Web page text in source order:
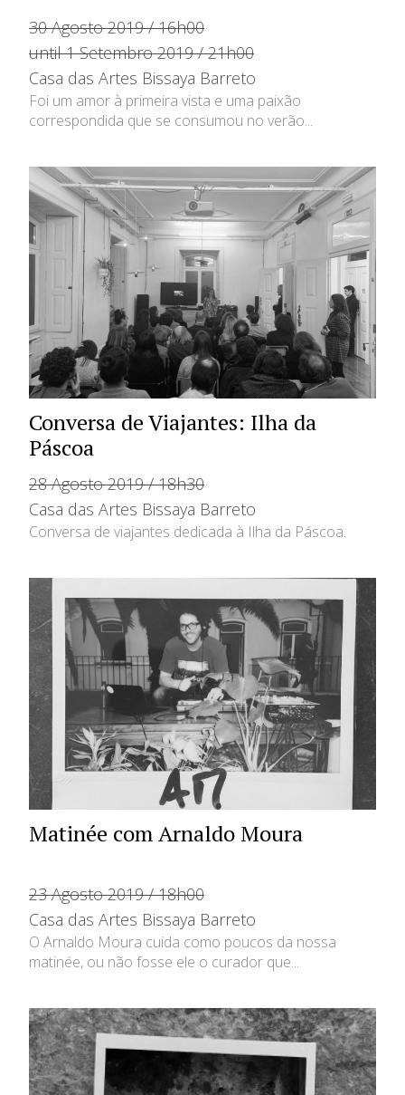
30 Agosto 2019 / 16h00
until 1 Setembro 2019 / 21h00
Casa das Artes Bissaya Barreto
Foi um amor à primeira vista e uma paixão
correspondida que se consumou no verão...
Conversa de Viajantes: Ilha da
Páscoa
28 Agosto 2019 / 18h30
Casa das Artes Bissaya Barreto
Conversa de viajantes dedicada à Ilha da Páscoa.
Matinée com Arnaldo Moura
23 Agosto 2019 / 18h00
Casa das Artes Bissaya Barreto
O Arnaldo Moura cuida como poucos da nossa
matinée, ou não fosse ele o curador que...